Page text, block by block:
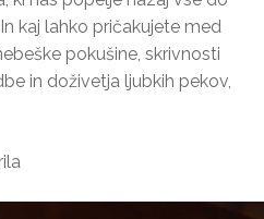
kaj lahko pričakujete med
pokušine, skrivnosti
in doživetja ljubkih pekov,